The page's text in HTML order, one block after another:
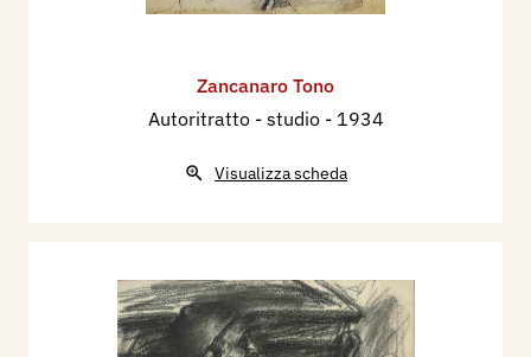
Zancanaro Tono
Autoritratto - studio - 1934
Visualizza scheda